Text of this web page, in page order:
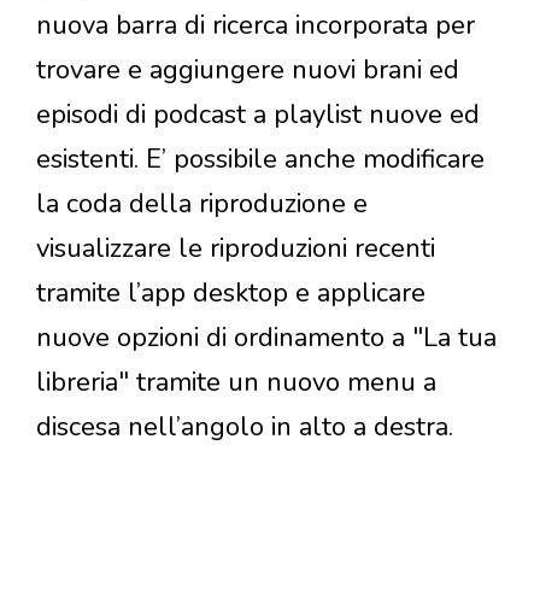
nuova barra di ricerca incorporata per
trovare e aggiungere nuovi brani ed
episodi di podcast a playlist nuove ed
esistenti. E’ possibile anche modificare
la coda della riproduzione e
visualizzare le riproduzioni recenti
tramite l’app desktop e applicare
nuove opzioni di ordinamento a "La tua
libreria" tramite un nuovo menu a
discesa nell’angolo in alto a destra.